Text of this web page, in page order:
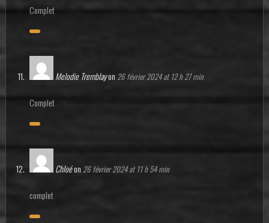
Complet
Melodie Tremblayon 26 février 2024 at 12 h 27 min
Complet
Chloéon 26 février 2024 at 11 h 54 min
complet